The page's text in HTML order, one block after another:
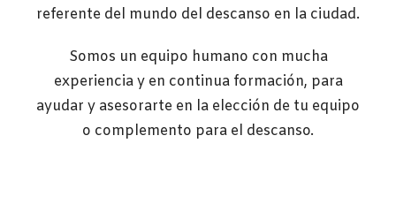
referente del mundo del descanso en la ciudad.
Somos un equipo humano con mucha
experiencia y en continua formación, para
ayudar y asesorarte en la elección de tu equipo
o complemento para el descanso.